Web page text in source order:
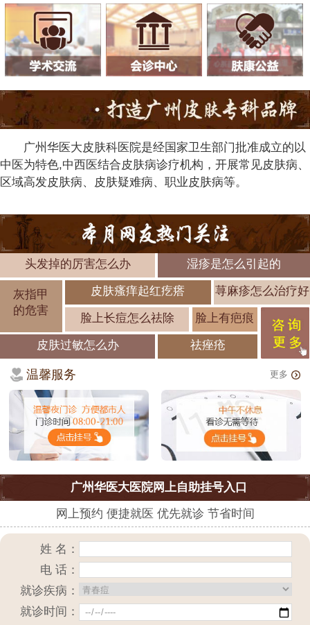
广州华医大皮肤科医院是经国家卫生部门批准成立的以
中医为特色,中西医结合皮肤病诊疗机构，开展常见皮肤病、
区域高发皮肤病、皮肤疑难病、职业皮肤病等。
头发掉的厉害怎么办 湿疹是怎么引起的
灰指甲
的危害
皮肤瘙痒起红疙瘩 荨麻疹怎么治疗好
脸上长痘怎么祛除 脸上有疤痕
皮肤过敏怎么办 祛痤疮
温馨服务 更多
广州华医大医院网上自助挂号入口
网上预约 便捷就医 优先就诊 节省时间
姓 名：
电 话：
就诊疾病：
就诊时间：